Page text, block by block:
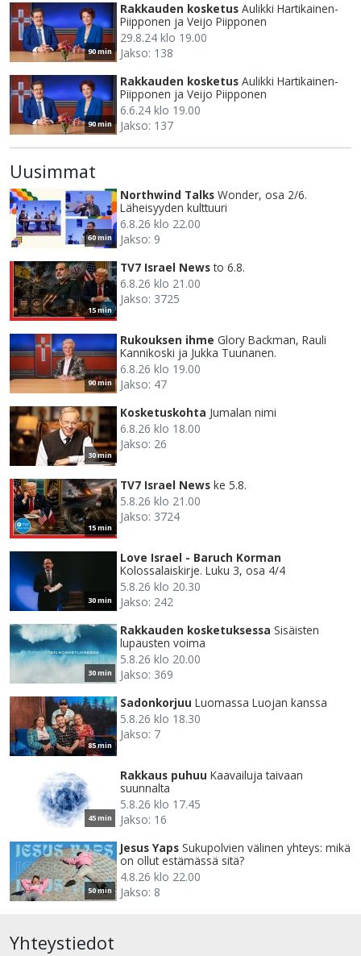
90 min
Rakkauden kosketus Aulikki Hartikainen-
Piipponen ja Veijo Piipponen
29.8.24 klo 19.00
Jakso: 138
90 min
Rakkauden kosketus Aulikki Hartikainen-
Piipponen ja Veijo Piipponen
6.6.24 klo 19.00
Jakso: 137
Uusimmat
60 min
Northwind Talks Wonder, osa 2/6.
Läheisyyden kulttuuri
6.8.26 klo 22.00
Jakso: 9
15 min
TV7 Israel News to 6.8.
6.8.26 klo 21.00
Jakso: 3725
90 min
Rukouksen ihme Glory Backman, Rauli
Kannikoski ja Jukka Tuunanen.
6.8.26 klo 19.00
Jakso: 47
30 min
Kosketuskohta Jumalan nimi
6.8.26 klo 18.00
Jakso: 26
15 min
TV7 Israel News ke 5.8.
5.8.26 klo 21.00
Jakso: 3724
30 min
Love Israel - Baruch Korman
Kolossalaiskirje. Luku 3, osa 4/4
5.8.26 klo 20.30
Jakso: 242
30 min
Rakkauden kosketuksessa Sisäisten
lupausten voima
5.8.26 klo 20.00
Jakso: 369
85 min
Sadonkorjuu Luomassa Luojan kanssa
5.8.26 klo 18.30
Jakso: 7
45 min
Rakkaus puhuu Kaavailuja taivaan
suunnalta
5.8.26 klo 17.45
Jakso: 16
50 min
Jesus Yaps Sukupolvien välinen yhteys: mikä
on ollut estämässä sitä?
4.8.26 klo 22.00
Jakso: 8
Yhteystiedot